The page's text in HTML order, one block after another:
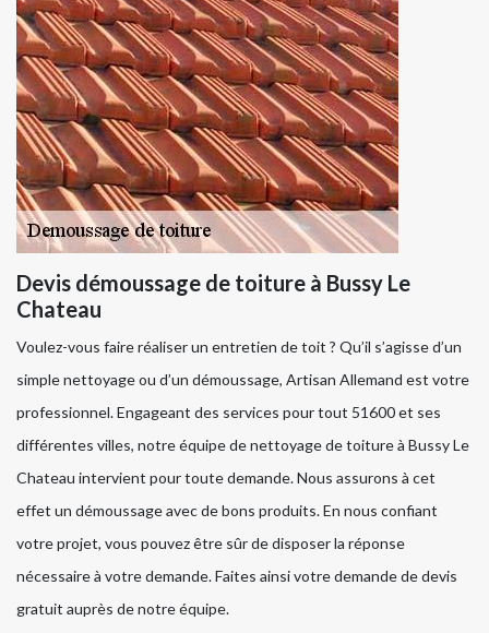
Devis démoussage de toiture à Bussy Le
Chateau
Voulez-vous faire réaliser un entretien de toit ? Qu’il s’agisse d’un
simple nettoyage ou d’un démoussage, Artisan Allemand est votre
professionnel. Engageant des services pour tout 51600 et ses
différentes villes, notre équipe de nettoyage de toiture à Bussy Le
Chateau intervient pour toute demande. Nous assurons à cet
effet un démoussage avec de bons produits. En nous confiant
votre projet, vous pouvez être sûr de disposer la réponse
nécessaire à votre demande. Faites ainsi votre demande de devis
gratuit auprès de notre équipe.